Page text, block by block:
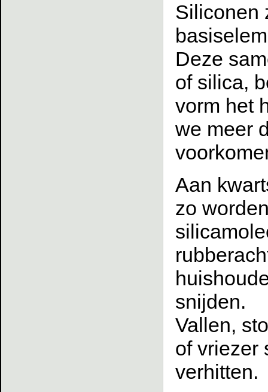
Siliconen
Deze
of silica,
vorm het
we meer
Aan
zo
snijden.
Vallen,
of vriezer
verhitten.